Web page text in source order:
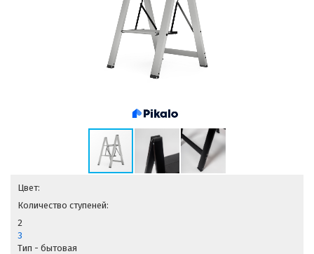
Цвет:
Количество ступеней:
2
3
Тип - бытовая